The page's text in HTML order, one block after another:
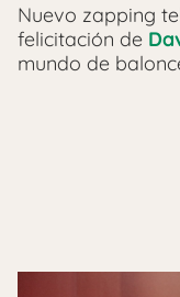
Nuevo zapping
felicitación de
mundo de